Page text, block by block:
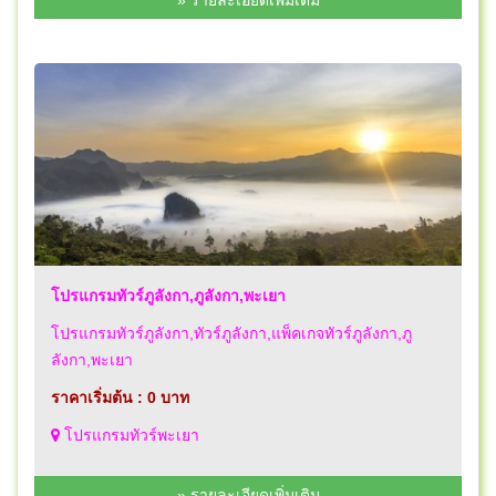
โปรแกรมทัวร์ภูลังกา,ภูลังกา,พะเยา
โปรแกรมทัวร์ภูลังกา,ทัวร์ภูลังกา,แพ็คเกจทัวร์ภูลังกา,ภู
ลังกา,พะเยา
ราคาเริ่มต้น : 0 บาท
โปรแกรมทัวร์พะเยา